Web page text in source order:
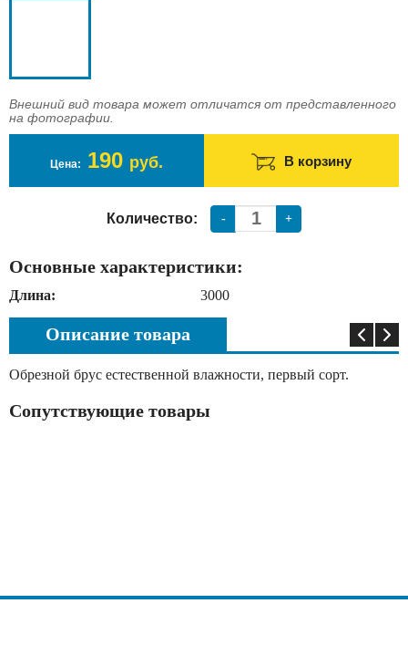
Внешний вид товара может отличатся от представленного
на фотографии.
Цена: 190 руб. В корзину
Количество: - +
Основные характеристики:
Длина: 3000
Описание товара
Обрезной брус естественной влажности, первый сорт.
Сопутствующие товары